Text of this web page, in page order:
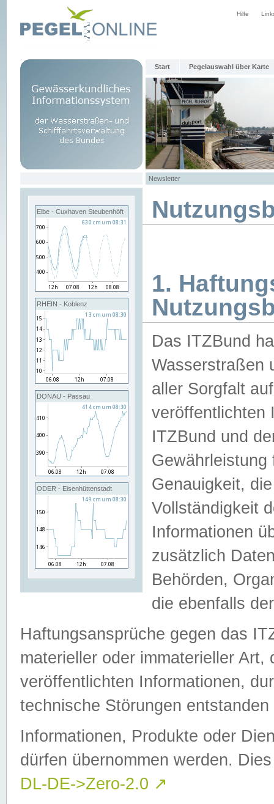
Hilfe
Start Pegelauswahl über Karte
Newsletter
Elbe - Cuxhaven Steubenhöft
RHEIN - Koblenz
DONAU - Passau
ODER - Eisenhüttenstadt
1.
Das ITZBund
Wasserstraßen
aller Sorgfalt
veröffentlichten
ITZBund und
Genauigkeit,
Vollständigkeit
Informationen
zusätzlich
Behörden,
die ebenfalls
Haftungsansprüche gegen das
materieller oder immaterieller
veröffentlichten Informationen,
technische Störungen
Informationen, Produkte oder
dürfen übernommen werden.
DL-DE->Zero-2.0 ↗